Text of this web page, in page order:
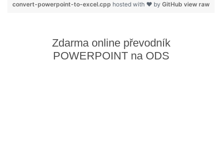
view raw
convert-powerpoint-to-excel.cpp hosted with ❤ by GitHub
Zdarma online převodník
POWERPOINT na ODS